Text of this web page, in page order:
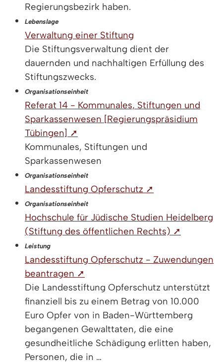
Regierungsbezirk haben.
Lebenslage
Verwaltung einer Stiftung
Die Stiftungsverwaltung dient der
dauernden und nachhaltigen Erfüllung des
Stiftungszwecks.
Organisationseinheit
Referat 14 - Kommunales, Stiftungen und
Sparkassenwesen [Regierungspräsidium
Tübingen] ➚
Kommunales, Stiftungen und
Sparkassenwesen
Organisationseinheit
Landesstiftung Opferschutz ➚
Organisationseinheit
Hochschule für Jüdische Studien Heidelberg
(Stiftung des öffentlichen Rechts) ➚
Leistung
Landesstiftung Opferschutz - Zuwendungen
beantragen ➚
Die Landesstiftung Opferschutz unterstützt
finanziell bis zu einem Betrag von 10.000
Euro Opfer von in Baden-Württemberg
begangenen Gewalttaten, die eine
gesundheitliche Schädigung erlitten haben,
Personen, die in …